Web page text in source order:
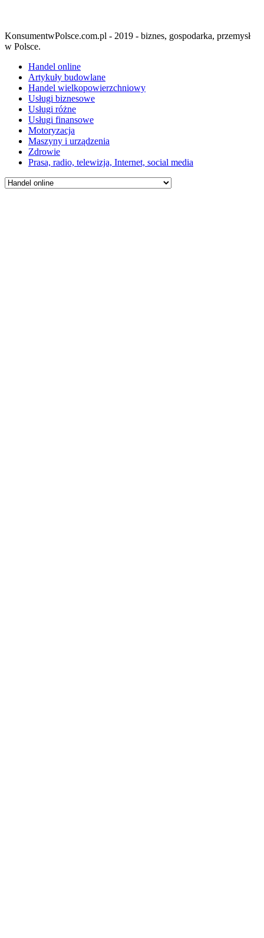
KonsumentwPolsce.com.pl - 2019 - biznes, gospodarka, przemysł
w Polsce.
Handel online
Artykuły budowlane
Handel wielkopowierzchniowy
Usługi biznesowe
Usługi różne
Usługi finansowe
Motoryzacja
Maszyny i urządzenia
Zdrowie
Prasa, radio, telewizja, Internet, social media